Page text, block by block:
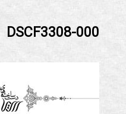
DSCF3308-000